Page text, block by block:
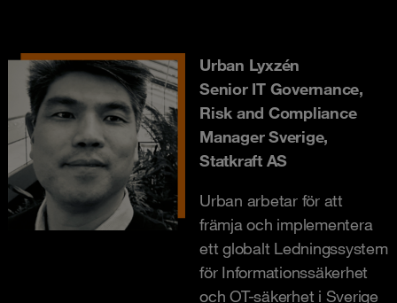
Urban Lyxzén
Senior IT Governance,
Risk and Compliance
Manager Sverige,
Statkraft AS
Urban arbetar för att
främja och implementera
ett globalt Ledningssystem
för Informationssäkerhet
och OT-säkerhet i Sverige